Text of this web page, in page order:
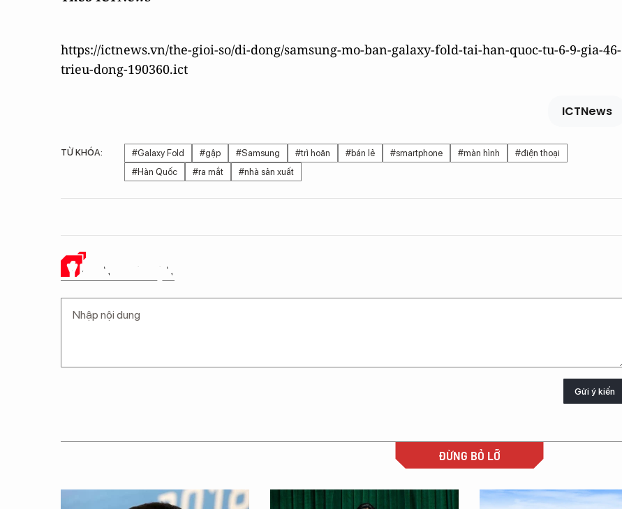
https://ictnews.vn/the-gioi-so/di-dong/samsung-mo-ban-galaxy-fold-tai-han-quoc-tu-6-9-gia-46-
trieu-dong-190360.ict
ICTNews
TỪ KHÓA: #Galaxy Fold #gập #Samsung #trì hoãn #bán lẻ #smartphone #màn hình
#điện thoại
#Hàn Quốc
#ra mắt #nhà sản xuất
Ý KIẾN CỦA BẠN
Gửi ý kiến
ĐỪNG BỎ LỠ